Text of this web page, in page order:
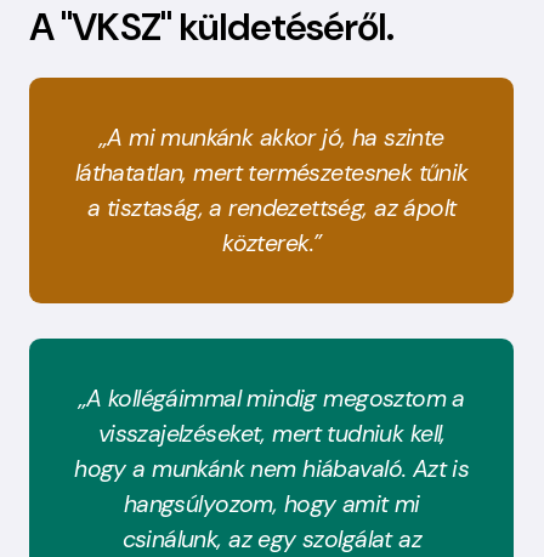
A "VKSZ" küldetéséről.
„A mi munkánk akkor jó, ha szinte
láthatatlan, mert természetesnek tűnik
a tisztaság, a rendezettség, az ápolt
közterek.”
„A kollégáimmal mindig megosztom a
visszajelzéseket, mert tudniuk kell,
hogy a munkánk nem hiábavaló. Azt is
hangsúlyozom, hogy amit mi
csinálunk, az egy szolgálat az